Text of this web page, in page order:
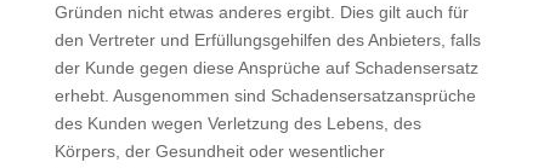
Gründen nicht etwas anderes ergibt. Dies gilt auch für
den Vertreter und Erfüllungsgehilfen des Anbieters, falls
der Kunde gegen diese Ansprüche auf Schadensersatz
erhebt. Ausgenommen sind Schadensersatzansprüche
des Kunden wegen Verletzung des Lebens, des
Körpers, der Gesundheit oder wesentlicher